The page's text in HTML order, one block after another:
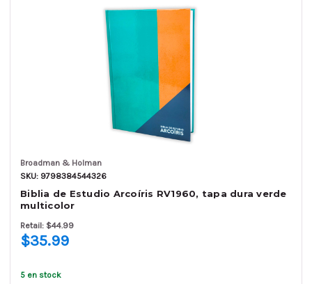
Broadman & Holman
SKU: 9798384544326
Biblia de Estudio Arcoíris RV1960, tapa dura verde
multicolor
Retail: $44.99
$35.99
5 en stock